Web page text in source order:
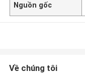
Nguồn gốc
Về chúng tôi